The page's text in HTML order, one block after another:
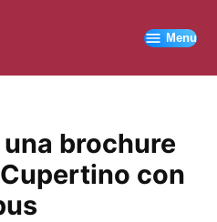
Menu
brochure
con